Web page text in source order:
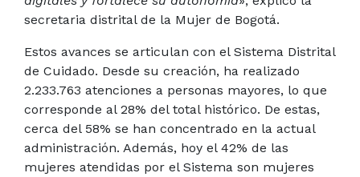
secretaria distrital de la Mujer de Bogotá.
Estos avances se articulan con el Sistema Distrital
de Cuidado. Desde su creación, ha realizado
2.233.763 atenciones a personas mayores, lo que
corresponde al 28% del total histórico. De estas,
cerca del 58% se han concentrado en la actual
administración. Además, hoy el 42% de las
mujeres atendidas por el Sistema son mujeres